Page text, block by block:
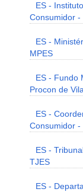
ES -
Consumidor
ES -
MPES
ES - Fundo
Procon de
ES -
Consumidor -
ES -
TJES
ES -